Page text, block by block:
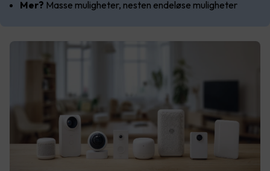
Mer? Masse muligheter, nesten endeløse muligheter